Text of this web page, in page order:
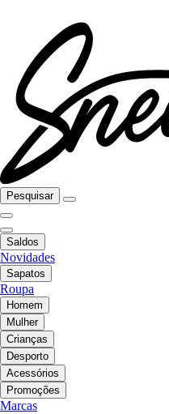
Pesquisar
Saldos
Novidades
Sapatos
Roupa
Homem
Mulher
Crianças
Desporto
Acessórios
Promoções
Marcas